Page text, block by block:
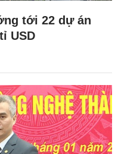
tới 22 dự án
USD